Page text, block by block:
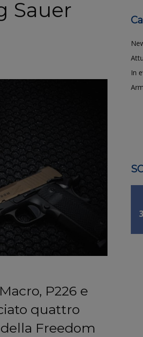
Sauer
P226 e
quattro
Freedom
In